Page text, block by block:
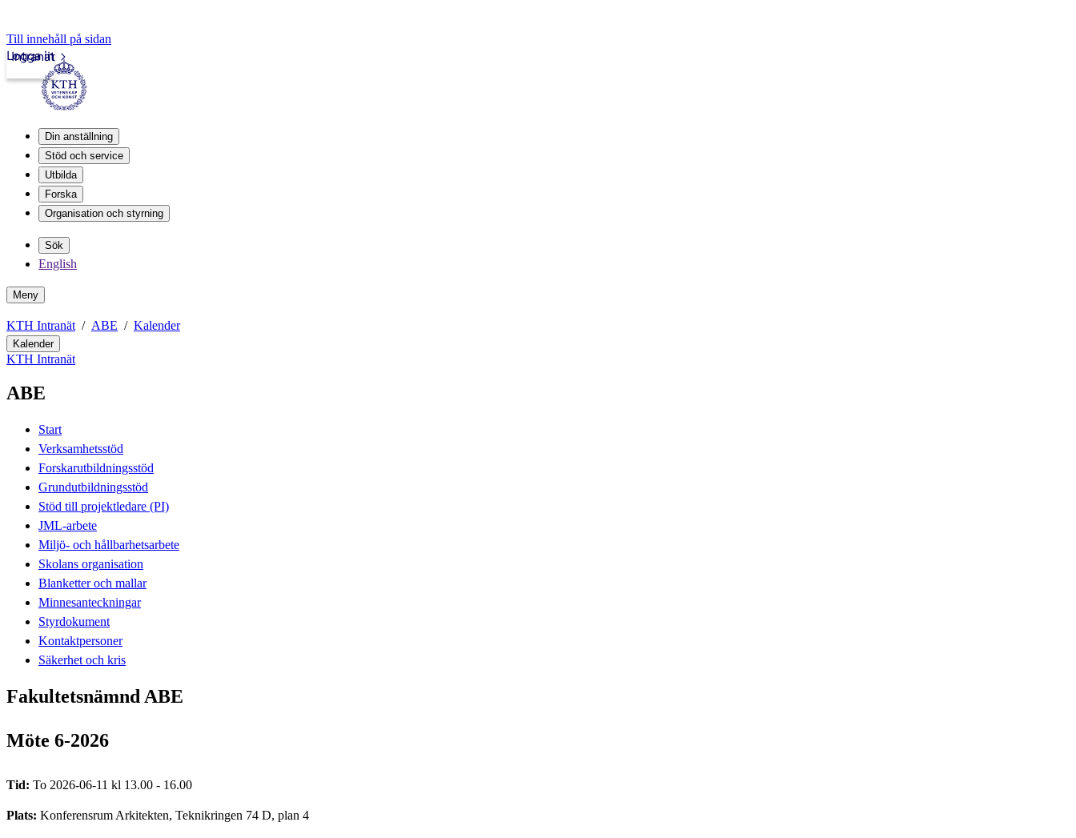
Till innehåll på sidan
Intranät
Logga in
Din anställning
Stöd och service
Utbilda
Forska
Organisation och styrning
Sök
English
Meny
KTH Intranät ABE Kalender
Kalender
KTH Intranät
ABE
Start
Verksamhetsstöd
Forskarutbildningsstöd
Grundutbildningsstöd
Stöd till projektledare (PI)
JML-arbete
Miljö- och hållbarhetsarbete
Skolans organisation
Blanketter och mallar
Minnesanteckningar
Styrdokument
Kontaktpersoner
Säkerhet och kris
Fakultetsnämnd ABE
Möte 6-2026
Tid: To 2026-06-11 kl 13.00 - 16.00
Plats: Konferensrum Arkitekten, Teknikringen 74 D, plan 4